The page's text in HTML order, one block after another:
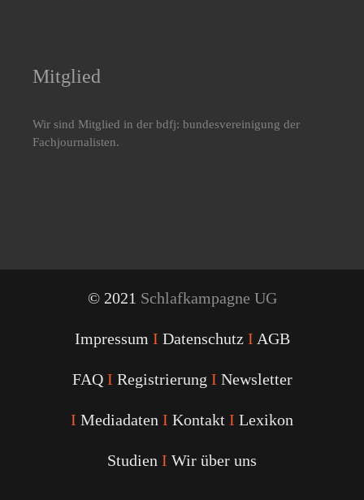
Mitglied
Wir sind Mitglied in der bdfj: bundesvereinigung der
Fachjournalisten.
© 2021 Schlafkampagne UG
Impressum I Datenschutz I AGB
FAQ I Registrierung I Newsletter
I Mediadaten I Kontakt I Lexikon
Studien I Wir über uns